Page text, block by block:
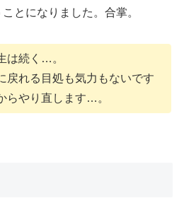
とになりました。合掌。
は続く…。
戻れる目処も気力もないです
らやり直します…。